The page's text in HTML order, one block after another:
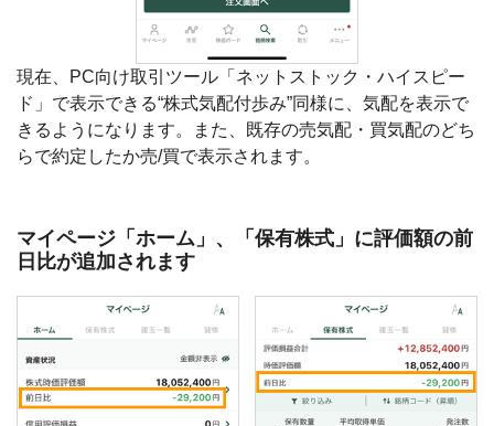
現在、PC向け取引ツール「ネットストック・ハイスピー
ド」で表示できる“株式気配付歩み”同様に、気配を表示で
きるようになります。また、既存の売気配・買気配のどち
らで約定したか売/買で表示されます。
マイページ「ホーム」、「保有株式」に評価額の前
日比が追加されます